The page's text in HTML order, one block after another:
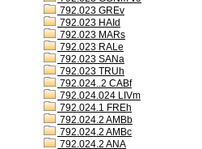
792.023 GREv
792.023 HAId
792.023 MARs
792.023 RALe
792.023 SANa
792.023 TRUh
792.024..2 CABf
792.024.024 LIVm
792.024.1 FREh
792.024.2 AMBb
792.024.2 AMBc
792.024.2 ANA